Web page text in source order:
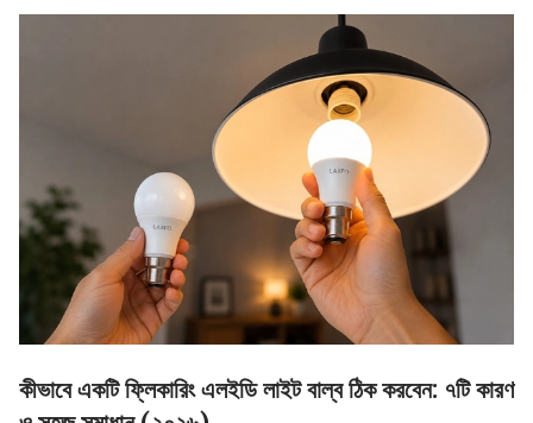
কীভাবে একটি ফ্লিকারিং এলইডি লাইট বাল্ব ঠিক করবেন: ৭টি কারণ